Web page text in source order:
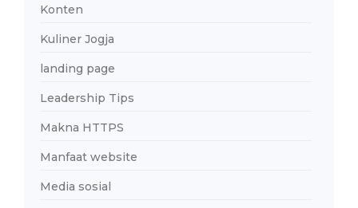
Konten
Kuliner Jogja
landing page
Leadership Tips
Makna HTTPS
Manfaat website
Media sosial